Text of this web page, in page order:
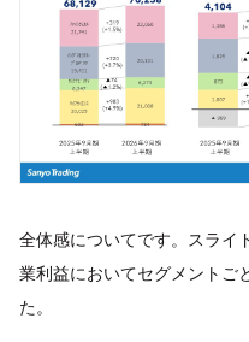
全体感についてです。スライ
業利益においてセグメントご
た。